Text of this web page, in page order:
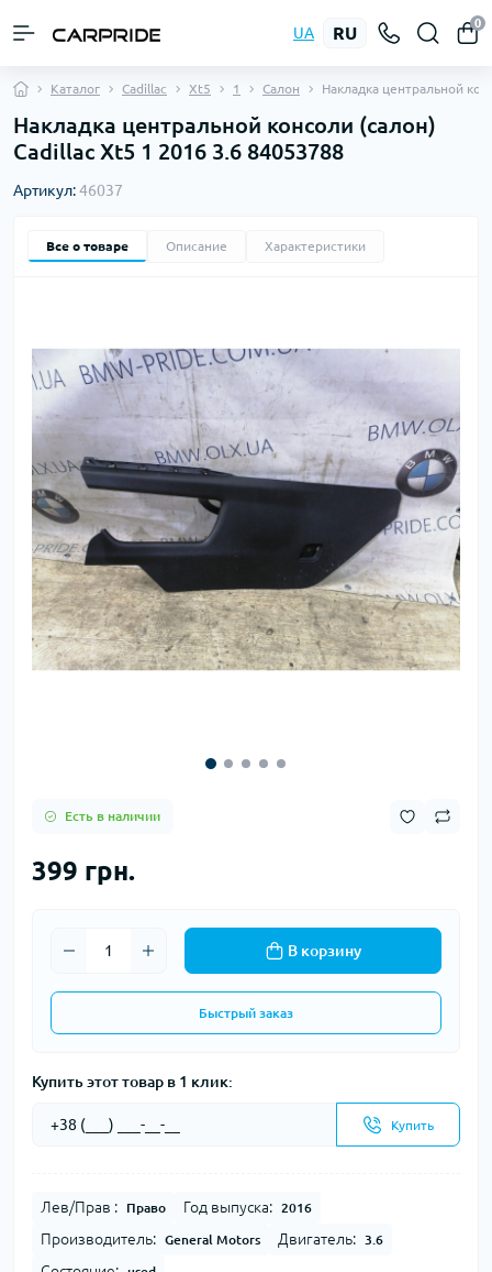
UA RU
0
Каталог Cadillac Xt5 1 Салон Накладка центральной
Накладка центральной консоли (салон)
Cadillac Xt5 1 2016 3.6 84053788
Артикул:46037
Все о товаре Описание Характеристики
Есть в наличии
399 грн.
В корзину
Быстрый заказ
Купить этот товар в 1 клик:
Купить
Лев/Прав : Право Год выпуска: 2016
Производитель: General Motors Двигатель: 3.6